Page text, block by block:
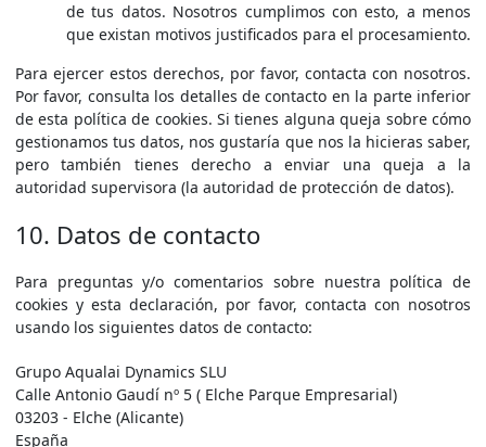
de tus datos. Nosotros cumplimos con esto, a menos
que existan motivos justificados para el procesamiento.
Para ejercer estos derechos, por favor, contacta con nosotros.
Por favor, consulta los detalles de contacto en la parte inferior
de esta política de cookies. Si tienes alguna queja sobre cómo
gestionamos tus datos, nos gustaría que nos la hicieras saber,
pero también tienes derecho a enviar una queja a la
autoridad supervisora (la autoridad de protección de datos).
10. Datos de contacto
Para preguntas y/o comentarios sobre nuestra política de
cookies y esta declaración, por favor, contacta con nosotros
usando los siguientes datos de contacto:
Grupo Aqualai Dynamics SLU
Calle Antonio Gaudí nº 5 ( Elche Parque Empresarial)
03203 - Elche (Alicante)
España